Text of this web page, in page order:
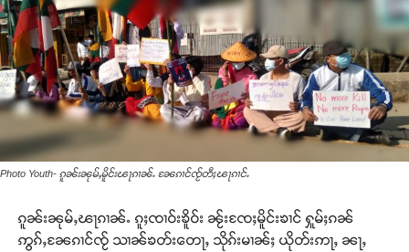
Photo Youth- ၵူၼ်းၼုမ်ႇမိူင်းၽႃၵၢၼ်ႉ ၼႄၵၢင်ၸႂ်တီႈၽႃၵၢင်ႉ
ၵူၼ်းၼုမ်ႇၽႃၵၢၼ်ႉ ၵူႈၸၢဝ်းၶိူဝ်း ၼႂ်းၸႄႈမိူင်းၶၢင် ႁူမ်ႈၵၼ်
ဢွၵ်ႇၼႄၵၢင်ၸႂ် သၢၼ်ၶတ်းတေႃႇ သိုၵ်းမၢၼ်ႈ ယိုတ်းဢႃႇ ၼႃႇ